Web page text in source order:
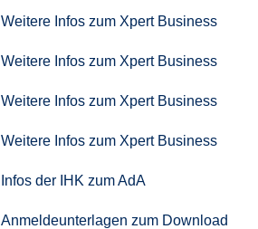
Weitere Infos zum Xpert Business
Weitere Infos zum Xpert Business
Weitere Infos zum Xpert Business
Weitere Infos zum Xpert Business
Infos der IHK zum AdA
Anmeldeunterlagen zum Download